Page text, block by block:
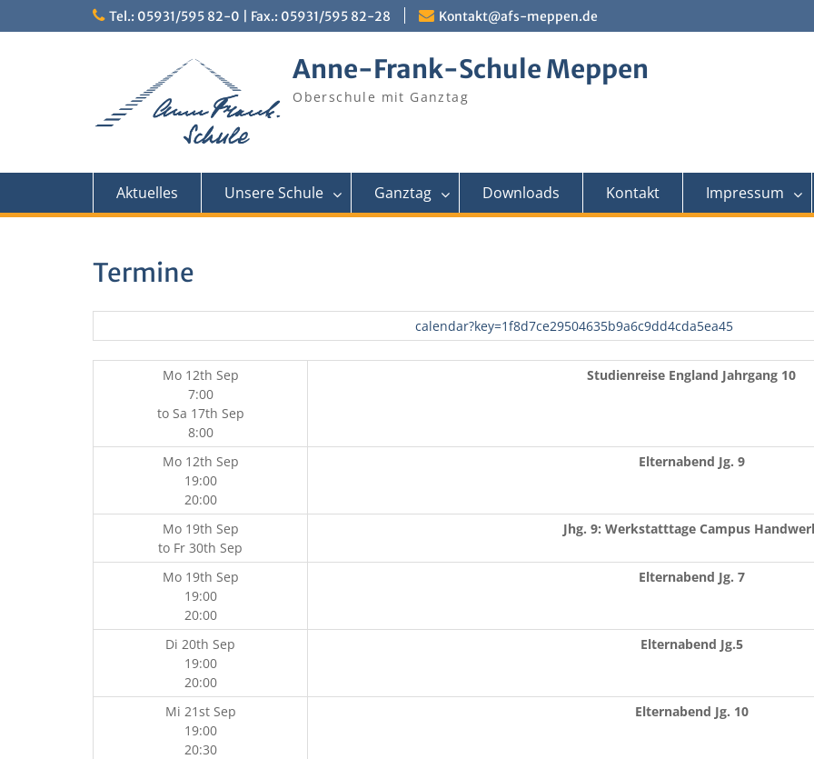
to
Tel.: 05931/595 82-0 | Fax.: 05931/595 82-28 Kontakt@afs-meppen.de
Anne-Frank-Schule Meppen
Oberschule mit Ganztag
Aktuelles Unsere Schule Ganztag Downloads Kontakt Impressum
Termine
calendar?key=1f8d7ce29504635b9a6c9dd4cda5ea45
Mo 12th Sep
7:00
to Sa 17th Sep
8:00
Studienreise England Jahrgang 10
Mo 12th Sep
19:00
20:00
Elternabend Jg. 9
Mo 19th Sep
to Fr 30th Sep
Jhg. 9: Werkstatttage Campus
Mo 19th Sep
19:00
20:00
Elternabend Jg. 7
Di 20th Sep
19:00
20:00
Elternabend Jg.5
Mi 21st Sep
19:00
20:30
Elternabend Jg. 10